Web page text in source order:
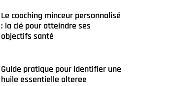
Le coaching minceur personnalisé
: la clé pour atteindre ses
objectifs santé
Guide pratique pour identifier une
huile essentielle alteree